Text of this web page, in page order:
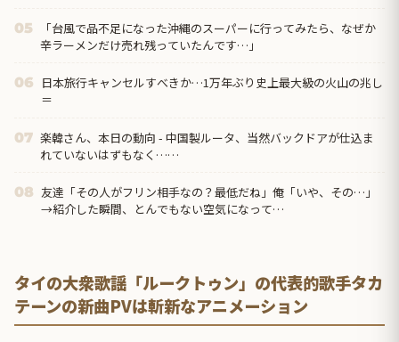
05
「台風で品不足になった沖縄のスーパーに行ってみたら、なぜか
辛ラーメンだけ売れ残っていたんです…」
06
日本旅行キャンセルすべきか…1万年ぶり史上最大級の火山の兆し
＝
07 楽韓さん、本日の動向 - 中国製ルータ、当然バックドアが仕込ま
れていないはずもなく……
08 友達「その人がフリン相手なの？最低だね」俺「いや、その…」
→紹介した瞬間、とんでもない空気になって…
タイの大衆歌謡「ルークトゥン」の代表的歌手タカ
テーンの新曲PVは斬新なアニメーション